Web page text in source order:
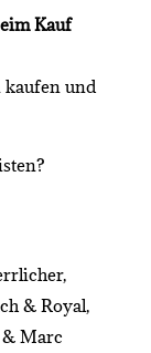
Kauf
kaufen und
& Royal,
& Marc